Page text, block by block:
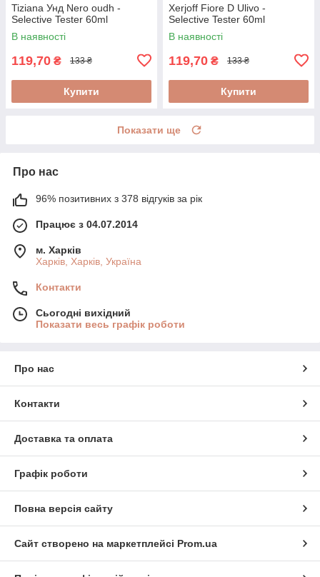
Tiziana Унд Nero oudh -
Selective Tester 60ml
В наявності
119,70 ₴ 133 ₴
Купити
Xerjoff Fiore D Ulivo -
Selective Tester 60ml
В наявності
119,70 ₴ 133 ₴
Купити
Показати ще
Про нас
96% позитивних з 378 відгуків за рік
Працює з 04.07.2014
м. Харків
Харків, Харків, Україна
Контакти
Сьогодні вихідний
Показати весь графік роботи
Про нас
Контакти
Доставка та оплата
Графік роботи
Повна версія сайту
Сайт створено на маркетплейсі Prom.ua